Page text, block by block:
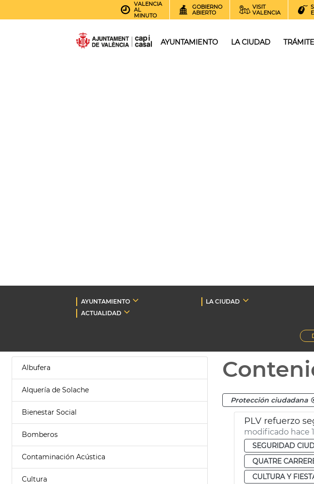
VALENCIA
AL
MINUTO
GOBIERNO
ABIERTO
VISIT
VALENCIA
AYUNTAMIENTO LA CIUDAD
AYUNTAMIENTO LA CIUDAD
ACTUALIDAD
Albufera
Alquería de Solache
Bienestar Social
Bomberos
Contaminación Acústica
Cultura
Protección ciudadana
PLV refuerzo
modificado hace
SEGURIDAD
QUATRE
CULTURA Y